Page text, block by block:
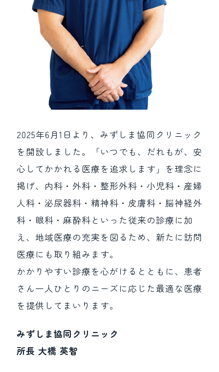
2025年6月1日より、みずしま協同クリニック
を開設しました。「いつでも、だれもが、安
心してかかれる医療を追求します」を理念に
掲げ、内科・外科・整形外科・小児科・産婦
人科・泌尿器科・精神科・皮膚科・脳神経外
科・眼科・麻酔科といった従来の診療に加
え、地域医療の充実を図るため、新たに訪問
医療にも取り組みます。
かかりやすい診療を心がけるとともに、患者
さん一人ひとりのニーズに応じた最適な医療
を提供してまいります。
みずしま協同クリニック
所長 大橋 英智